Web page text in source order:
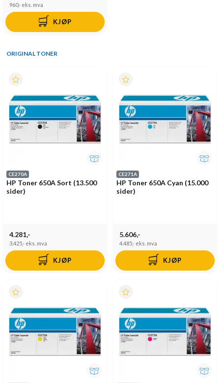
960,- eks. mva
KJØP
ORIGINAL TONER
CE270A
HP Toner 650A Sort (13.500
sider)
4.281,-
3.425,- eks. mva
KJØP
CE271A
HP Toner 650A Cyan (15.000
sider)
5.606,-
4.485,- eks. mva
KJØP